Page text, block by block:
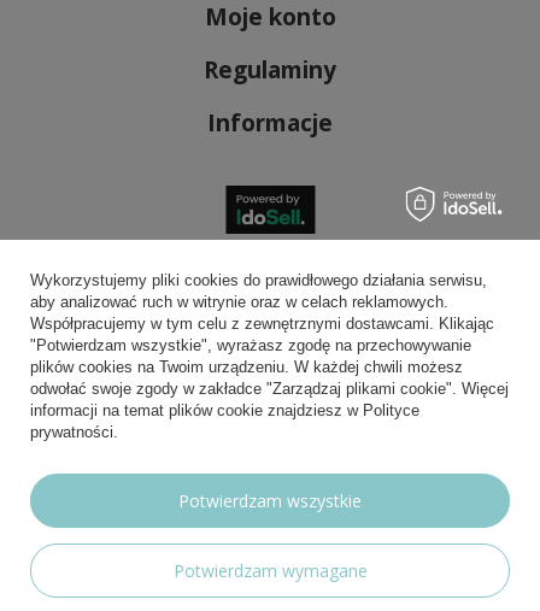
Moje konto
Regulaminy
Informacje
Bezpieczne płatności
Wygodna dostawa
Możesz nam zaufać
Wykorzystujemy pliki cookies do prawidłowego działania serwisu,
aby analizować ruch w witrynie oraz w celach reklamowych.
Współpracujemy w tym celu z zewnętrznymi dostawcami. Klikając
"Potwierdzam wszystkie", wyrażasz zgodę na przechowywanie
plików cookies na Twoim urządzeniu. W każdej chwili możesz
odwołać swoje zgody w zakładce "Zarządzaj plikami cookie". Więcej
informacji na temat plików cookie znajdziesz w Polityce
prywatności.
Potwierdzam wymagane
Potwierdzam wszystkie